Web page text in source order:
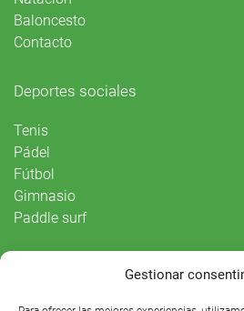
Gestionar
Baloncesto
Contacto
Deportes sociales
Tenis
Pádel
Fútbol
Gimnasio
Paddle surf
Agenda